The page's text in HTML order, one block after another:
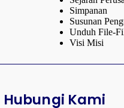
Simpanan
Susunan
Unduh File-
Visi Misi
Hubungi Kami